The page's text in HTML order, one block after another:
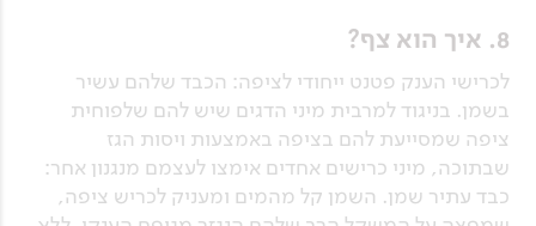
8. איך הוא צף?
לכרישי הענק פטנט ייחודי לציפה: הכבד שלהם עשיר
בשמן. בניגוד למרבית מיני הדגים שיש להם שלפוחית
ציפה שמסייעת להם בציפה באמצעות ויסות הגז
שבתוכה, מיני כרישים אחדים אימצו לעצמם מנגנון אחר:
כבד עתיר שמן. השמן קל מהמים ומעניק לכריש ציפה,